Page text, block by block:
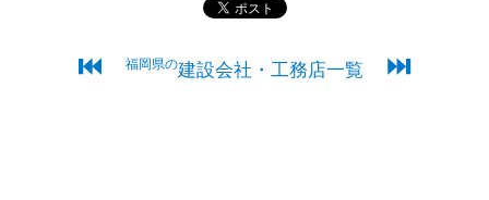
⏮ 福岡県の建設会社・工務店一覧 ⏭